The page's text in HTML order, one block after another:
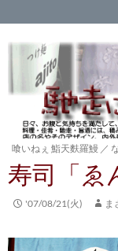
索
ン
ン
ツ
キ
ッ
プ
喰いねぇ 鮨天麩羅鰻 ／
寿司「ゑ
'07/08/21(火) ま